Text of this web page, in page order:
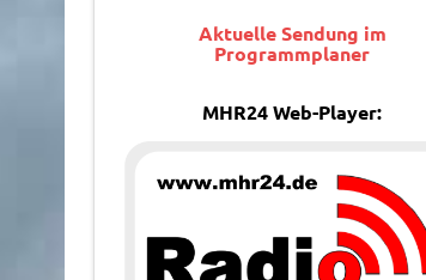
Aktuelle Sendung im
Programmplaner
MHR24 Web-Player: